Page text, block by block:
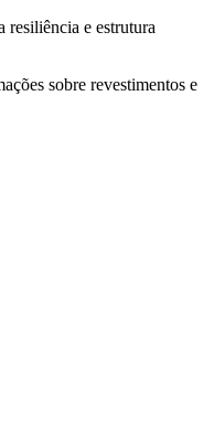
resiliência e estrutura
sobre revestimentos e